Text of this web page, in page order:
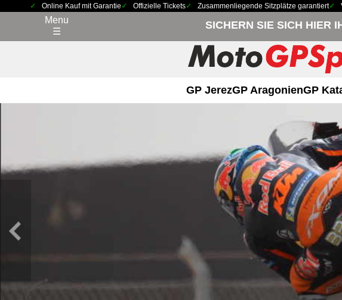
Online Kauf mit Garantie Offizielle Tickets Zusammenliegende Sitzplätze garantiert
Menu
☰
SICHERN SIE SICH HIER
GP JerezGP AragonienGP